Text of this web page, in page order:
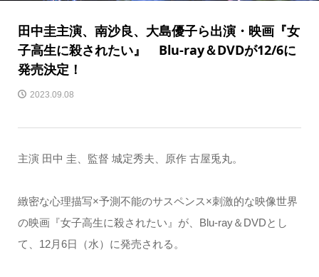
田中圭主演、南沙良、大島優子ら出演・映画『女
子高生に殺されたい』 Blu-ray＆DVDが12/6に
発売決定！
2023.09.08
主演 田中 圭、監督 城定秀夫、原作 古屋兎丸。
緻密な心理描写×予測不能のサスペンス×刺激的な映像世界
の映画『女子高生に殺されたい』が、Blu-ray＆DVDとし
て、12月6日（水）に発売される。